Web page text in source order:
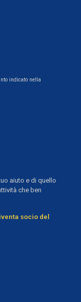
indicato nella
aiuto e di quello
che ben
socio del